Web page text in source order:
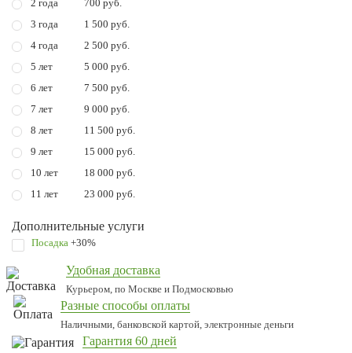
2 года
700 руб.
3 года
1 500 руб.
4 года
2 500 руб.
5 лет
5 000 руб.
6 лет
7 500 руб.
7 лет
9 000 руб.
8 лет
11 500 руб.
9 лет
15 000 руб.
10 лет
18 000 руб.
11 лет
23 000 руб.
Дополнительные услуги
Посадка +30%
Удобная доставка
Курьером, по Москве и Подмосковью
Разные способы оплаты
Наличными, банковской картой, электронные деньги
Гарантия 60 дней